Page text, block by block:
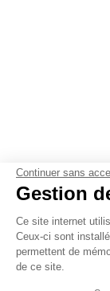
Continuer sans
Gestion
Ce site internet
Ceux-ci sont
permettent de
de ce site.